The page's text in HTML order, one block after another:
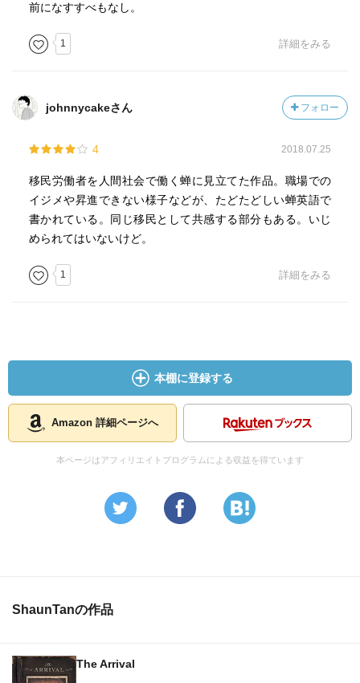
前になすすべもなし。
1 詳細をみる
johnnycakeさん フォロー
4 2018.07.25
移民労働者を人間社会で働く蝉に見立てた作品。職場での
イジメや昇進できない様子などが、たどたどしい蝉英語で
書かれている。同じ移民として共感する部分もある。いじ
められてはいないけど。
1 詳細をみる
本棚に登録する
Amazon 詳細ページへ
本ページはアフィリエイトプログラムによる収益を得ています
ShaunTanの作品
The Arrival